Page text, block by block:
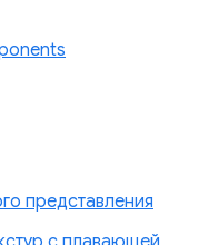
представления